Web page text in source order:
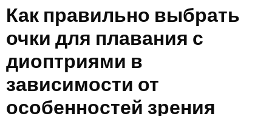
Как правильно выбрать
очки для плавания с
диоптриями в
зависимости от
особенностей зрения